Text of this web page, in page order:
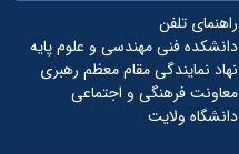
راهنمای تلفن
دانشکده فنی مهندسی و علوم پایه
نهاد نمایندگی مقام معظم رهبری
معاونت فرهنگی و اجتماعی
دانشگاه ولایت